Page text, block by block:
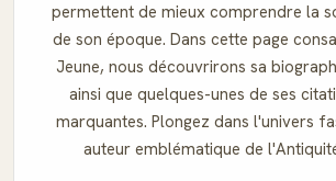
permettent de mieux comprendre la
de son époque. Dans cette page
Jeune, nous découvrirons sa
ainsi que quelques-unes de ses
marquantes. Plongez dans l'univers
auteur emblématique de